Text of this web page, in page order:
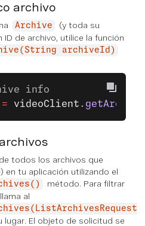
archivo
Archive
(y toda su
de archivo, utilice la función
archiveId)
info
= videoClient . getArchive
todos los archivos que
en tu aplicación utilizando el
método. Para filtrar
al
lugar. El objeto de solicitud se